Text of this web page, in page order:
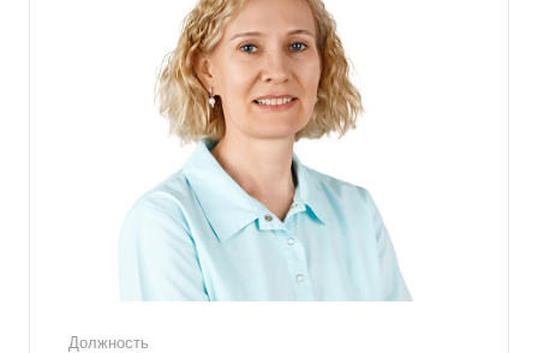
Должность